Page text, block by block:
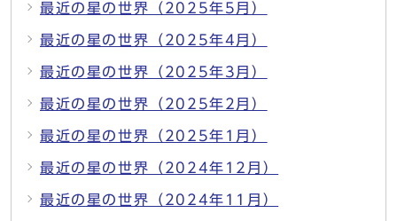
最近の星の世界（2025年5月）
最近の星の世界（2025年4月）
最近の星の世界（2025年3月）
最近の星の世界（2025年2月）
最近の星の世界（2025年1月）
最近の星の世界（2024年12月）
最近の星の世界（2024年11月）